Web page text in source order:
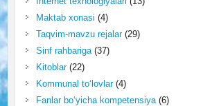
Maktab xonasi (4)
Taqvim-mavzu rejalar(29)
Sinf rahbariga(37)
Kitoblar(22)
Kommunal to‘lovlar(4)
Fanlar bo‘yicha kompetensiya(6)